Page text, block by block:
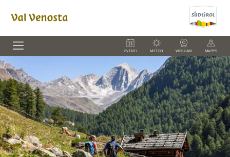
EVENTI METEO WEBCAM MAPPS